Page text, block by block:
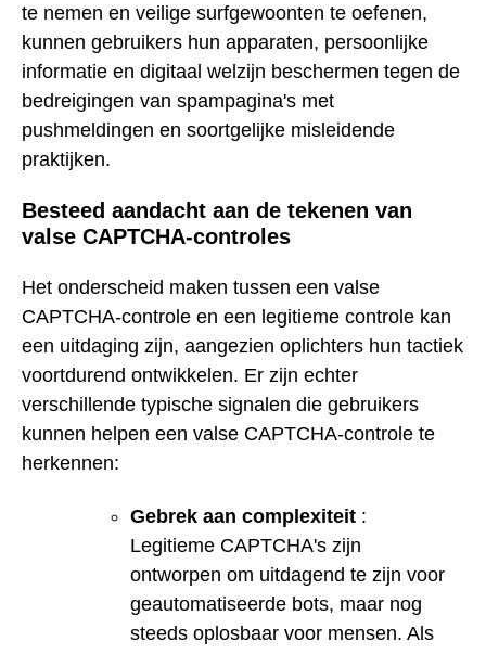
te nemen en veilige surfgewoonten te oefenen,
kunnen gebruikers hun apparaten, persoonlijke
informatie en digitaal welzijn beschermen tegen de
bedreigingen van spampagina's met
pushmeldingen en soortgelijke misleidende
praktijken.
Besteed aandacht aan de tekenen van
valse CAPTCHA-controles
Het onderscheid maken tussen een valse
CAPTCHA-controle en een legitieme controle kan
een uitdaging zijn, aangezien oplichters hun tactiek
voortdurend ontwikkelen. Er zijn echter
verschillende typische signalen die gebruikers
kunnen helpen een valse CAPTCHA-controle te
herkennen:
Gebrek aan complexiteit :
Legitieme CAPTCHA's zijn
ontworpen om uitdagend te zijn voor
geautomatiseerde bots, maar nog
steeds oplosbaar voor mensen. Als